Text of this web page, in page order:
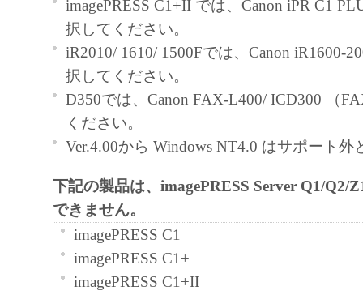
SOFTWARE.
1. GRANT OF LICENSE
Canon grants you a personal, limited and non-
use ("use" as used herein shall include storing,
accessing, executing or displaying) the
use with Products only on computers directly
You may allow other users of other computers
Designated Computer to use the SOFTWARE,
must assure that all such users shall abide by
Agreement and shall be subject to restrictions
borne by you hereunder.
imagePRESS C1+II では、Canon iPR C1
択してください。
iR2010/ 1610/ 1500Fでは、Canon iR1600-
択してください。
D350では、Canon FAX-L400/ ICD300 （
ください。
Ver.4.00から Windows NT4.0 はサポート外
下記の製品は、imagePRESS Server Q1/Q2/
できません。
imagePRESS C1
imagePRESS C1+
imagePRESS C1+II